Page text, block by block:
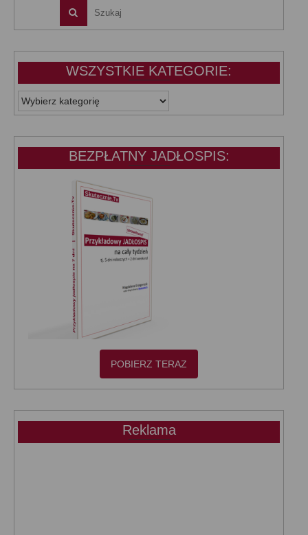
WSZYSTKIE KATEGORIE:
WSZYSTKIE
KATEGORIE:
BEZPŁATNY JADŁOSPIS:
POBIERZ TERAZ
Reklama